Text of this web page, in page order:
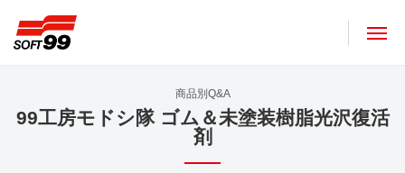
商品別Q&A
99工房モドシ隊 ゴム＆未塗装樹脂光沢復活
剤